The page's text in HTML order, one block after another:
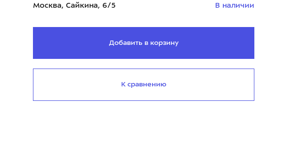
Москва, Сайкина, 6/5 В наличии
Добавить в корзину
К сравнению